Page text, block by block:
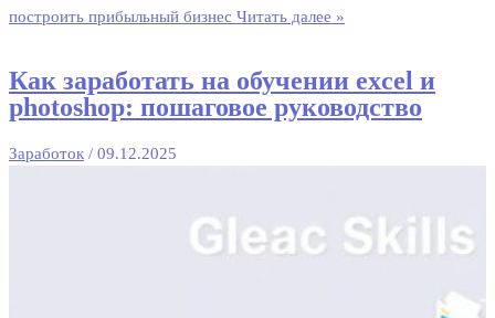
построить прибыльный бизнес Читать далее »
Как заработать на обучении excel и
photoshop: пошаговое руководство
Заработок / 09.12.2025